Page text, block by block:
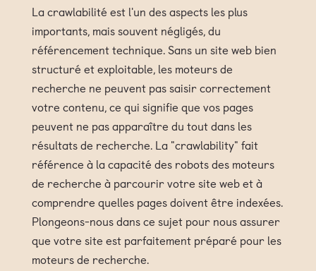
La crawlabilité est l'un des aspects les plus
importants, mais souvent négligés, du
référencement technique. Sans un site web bien
structuré et exploitable, les moteurs de
recherche ne peuvent pas saisir correctement
votre contenu, ce qui signifie que vos pages
peuvent ne pas apparaître du tout dans les
résultats de recherche. La "crawlability" fait
référence à la capacité des robots des moteurs
de recherche à parcourir votre site web et à
comprendre quelles pages doivent être indexées.
Plongeons-nous dans ce sujet pour nous assurer
que votre site est parfaitement préparé pour les
moteurs de recherche.